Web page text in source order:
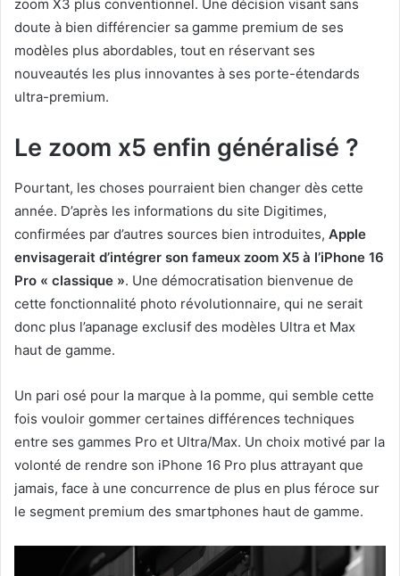
zoom X3 plus conventionnel. Une décision visant sans
doute à bien différencier sa gamme premium de ses
modèles plus abordables, tout en réservant ses
nouveautés les plus innovantes à ses porte-étendards
ultra-premium.
Le zoom x5 enfin généralisé ?
Pourtant, les choses pourraient bien changer dès cette
année. D’après les informations du site Digitimes,
confirmées par d’autres sources bien introduites, Apple
envisagerait d’intégrer son fameux zoom X5 à l’iPhone 16
Pro « classique ». Une démocratisation bienvenue de
cette fonctionnalité photo révolutionnaire, qui ne serait
donc plus l’apanage exclusif des modèles Ultra et Max
haut de gamme.
Un pari osé pour la marque à la pomme, qui semble cette
fois vouloir gommer certaines différences techniques
entre ses gammes Pro et Ultra/Max. Un choix motivé par la
volonté de rendre son iPhone 16 Pro plus attrayant que
jamais, face à une concurrence de plus en plus féroce sur
le segment premium des smartphones haut de gamme.